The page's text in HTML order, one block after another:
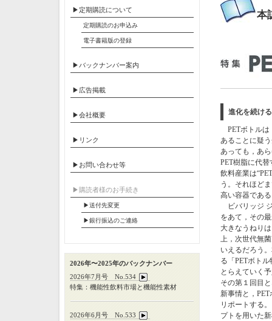
本
進化を続け
PETボトルは
あることに疑
あっても，あ
PET樹脂に代
飲料産業は
う。それほど
高い容器であ
ビバリッジ
をあて，その
大きなうねり
上，次世代無
いえるだろう
る「PETボト
とらえていく
その第１回目
新事情と，
リポートする
プトを用いた
▶定期購読について
定期購読のお申込み
電子書籍版の登録
▶バックナンバー案内
▶広告掲載
▶会社概要
▶リンク
▶お問い合わせ等
▶︎購読者様のお手続き
▶送付先変更
▶︎銀行振込のご連絡
2026年〜2025年のバックナンバー
2026年7月号 No.534
特集：機能性飲料市場と機能性素材
2026年6月号 No.533